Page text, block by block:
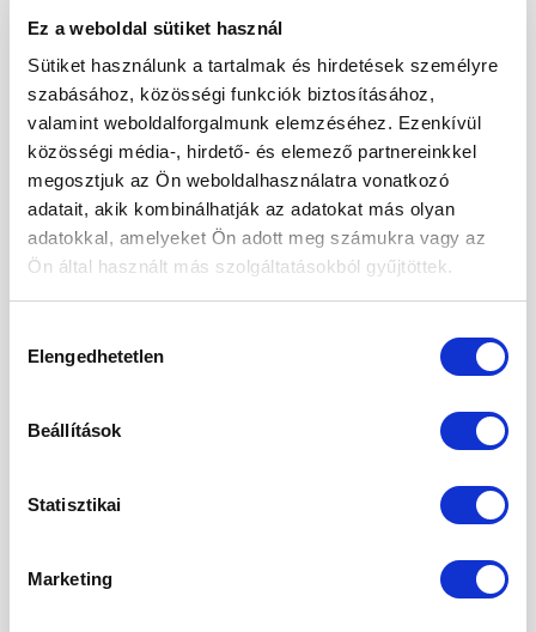
Ez a weboldal sütiket használ
Sütiket használunk a tartalmak és hirdetések személyre
szabásához, közösségi funkciók biztosításához,
valamint weboldalforgalmunk elemzéséhez. Ezenkívül
közösségi média-, hirdető- és elemező partnereinkkel
megosztjuk az Ön weboldalhasználatra vonatkozó
adatait, akik kombinálhatják az adatokat más olyan
adatokkal, amelyeket Ön adott meg számukra vagy az
Ön által használt más szolgáltatásokból gyűjtöttek.
kiválasztása
Elengedhetetlen
Beállítások
Statisztikai
Marketing
az emberi szervezetre. Könnyed, frissítő tea,
CONTINUE READING→
Posted inÉletmód, Italok | Taggedcukorbetegség,
egészséges ,fehér eperfa,gyógyhatású,gyógynövény,
gyógytea
koleszterin szívműködés
konyhában
POSTED ON 2022.03.08.
08